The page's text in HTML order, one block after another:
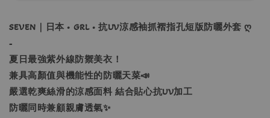
SEVEN｜日本 • GRL • 抗UV涼感袖抓褶指孔短版防曬外套 ღ
-
夏日最強紫外線防禦美衣！
兼具高顏值與機能性的防曬天菜📣
嚴選乾爽絲滑的涼感面料 結合貼心抗UV加工
防曬同時兼顧親膚透氣✨